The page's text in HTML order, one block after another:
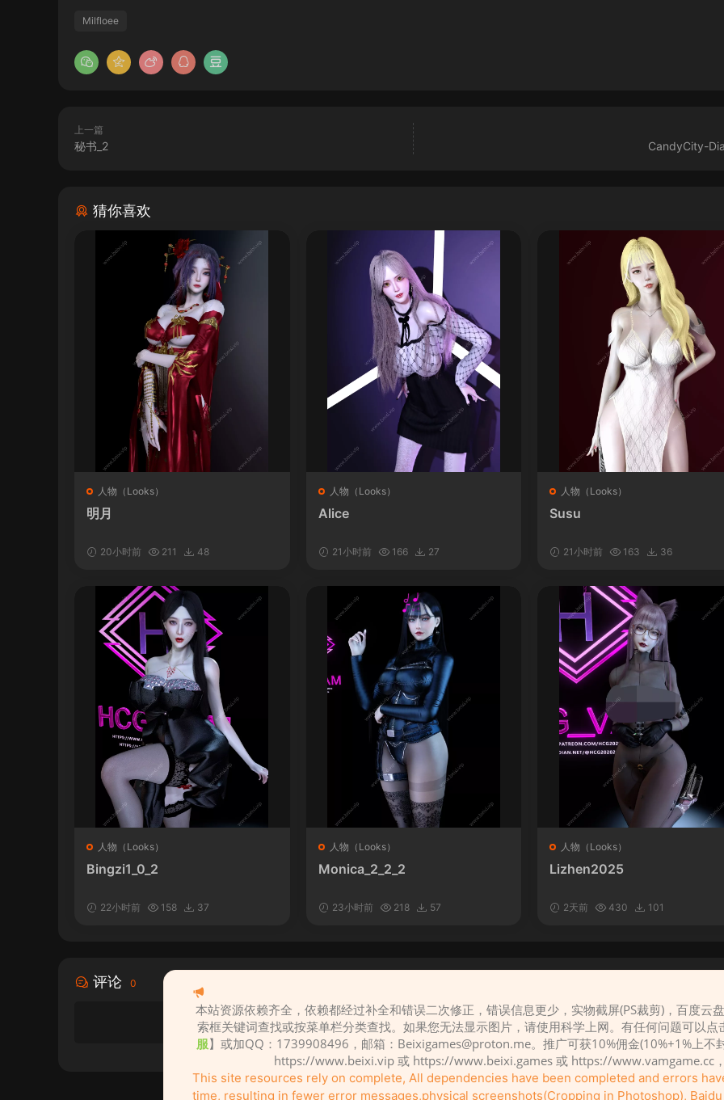
Milfloee
上一篇
秘书_2 CandyCity-
猜你喜欢
人物（Looks）
明月
20小时前 211 48
人物（Looks）
Alice
21小时前 166 27
人物（Looks）
Susu
21小时前 163 36
人物（Looks）
Bingzi1_0_2
22小时前 158 37
人物（Looks）
Monica_2_2_2
23小时前 218 57
人物（Looks）
Lizhen2025
2天前 430 101
评论 0
请先登录
本站资源依赖齐全，依赖都经过补全和错误二次修正，错误信息更少，实物截屏(PS裁剪)，百度云
索框关键词查找或按菜单栏分类查找。如果您无法显示图片，请使用科学上网。有任何问题可以点
服】或加QQ：1739908496，邮箱： Beixigames@proton.me。推广可获10%佣金(10%+1%上不
https://www.beixi.vip 或 https://www.beixi.games 或 https://www.vamgame.cc，
This site resources rely on complete, All dependencies have been completed and errors
time, resulting in fewer error messages,physical screenshots(Cropping in Photoshop),